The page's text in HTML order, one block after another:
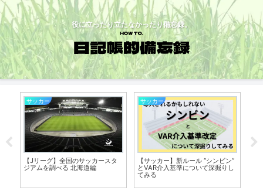
役に立ったり立たなかったり備忘録。
サッカー
【Jリーグ】全国のサッカースタ
ジアムを調べる 北海道編
サッカー
【サッカー】新ルール “シンビン”
とVAR介入基準について深掘りし
てみる